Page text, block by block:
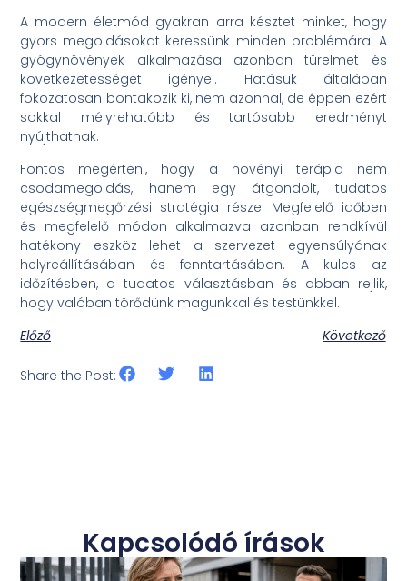
A modern életmód gyakran arra késztet minket, hogy
gyors megoldásokat keressünk minden problémára. A
gyógynövények alkalmazása azonban türelmet és
következetességet igényel. Hatásuk általában
fokozatosan bontakozik ki, nem azonnal, de éppen ezért
sokkal mélyrehatóbb és tartósabb eredményt
nyújthatnak.
Fontos megérteni, hogy a növényi terápia nem
csodamegoldás, hanem egy átgondolt, tudatos
egészségmegőrzési stratégia része. Megfelelő időben
és megfelelő módon alkalmazva azonban rendkívül
hatékony eszköz lehet a szervezet egyensúlyának
helyreállításában és fenntartásában. A kulcs az
időzítésben, a tudatos választásban és abban rejlik,
hogy valóban törődünk magunkkal és testünkkel.
Előző
Következő
Share the Post:
Kapcsolódó írások